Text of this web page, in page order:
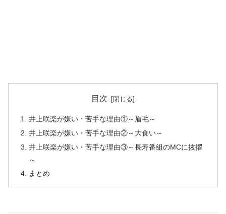
目次
井上咲楽が嫌い・苦手な理由①～眉毛～
井上咲楽が嫌い・苦手な理由②～大食い～
井上咲楽が嫌い・苦手な理由③～長寿番組のMCに抜擢
～
まとめ